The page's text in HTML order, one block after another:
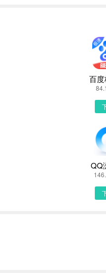
更加安全可靠
可以看到网站头部提供了零
件名，至于文件保存路径根
云8.44.0，点击零售云APP图
百
QQ